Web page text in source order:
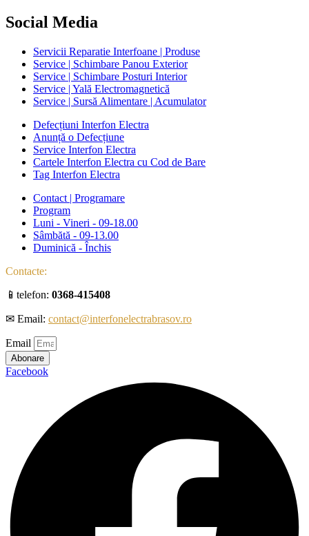
Social Media
Servicii Reparatie Interfoane | Produse
Service | Schimbare Panou Exterior
Service | Schimbare Posturi Interior
Service | Yală Electromagnetică
Service | Sursă Alimentare | Acumulator
Defecțiuni Interfon Electra
Anunță o Defecțiune
Service Interfon Electra
Cartele Interfon Electra cu Cod de Bare
Tag Interfon Electra
Contact | Programare
Program
Luni - Vineri - 09-18.00
Sâmbătă - 09-13.00
Duminică - Închis
Contacte:
📱telefon: 0368-415408
✉ Email: contact@interfonelectrabrasov.ro
Email
Abonare
Facebook